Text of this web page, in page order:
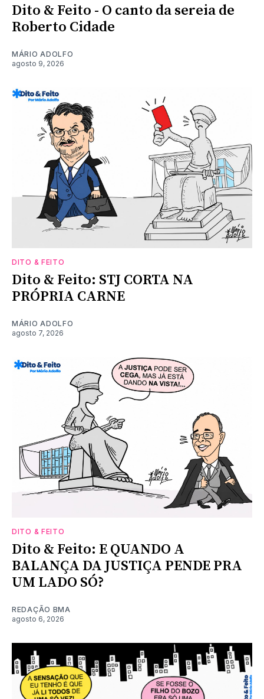
Dito & Feito - O canto da sereia de
Roberto Cidade
MÁRIO ADOLFO
agosto 9, 2026
DITO & FEITO
Dito & Feito: STJ CORTA NA
PRÓPRIA CARNE
MÁRIO ADOLFO
agosto 7, 2026
DITO & FEITO
Dito & Feito: E QUANDO A
BALANÇA DA JUSTIÇA PENDE PRA
UM LADO SÓ?
REDAÇÃO BMA
agosto 6, 2026